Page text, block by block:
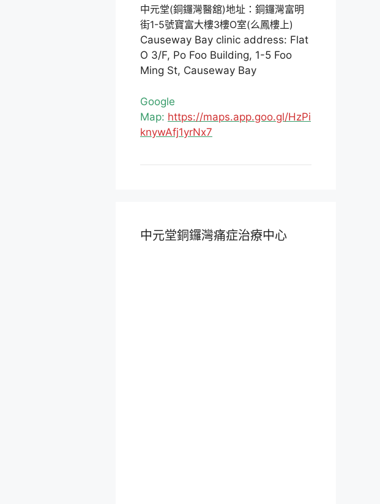
中元堂(銅鑼灣醫舘)地址：銅鑼灣富明
街1-5號寶富大樓3樓O室(么鳳樓上)
Causeway Bay clinic address: Flat
O 3/F, Po Foo Building, 1-5 Foo
Ming St, Causeway Bay
Google
Map: https://maps.app.goo.gl/HzPi
knywAfj1yrNx7
中元堂銅鑼灣痛症治療中心